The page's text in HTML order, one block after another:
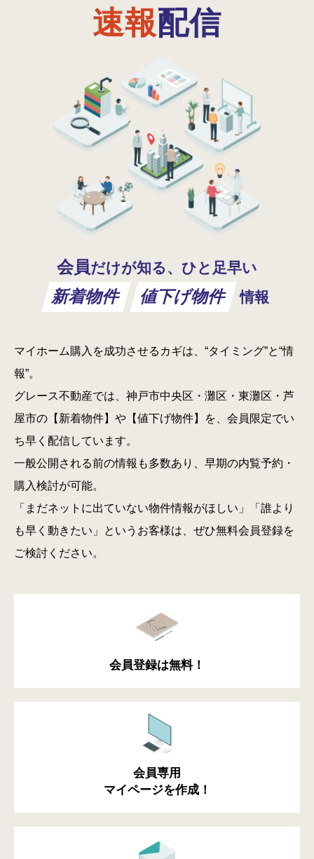
速報配信
会員だけが知る、ひと足早い
新着物件 値下げ物件 情報
マイホーム購入を成功させるカギは、“タイミング”と“情
報”。
グレース不動産では、神戸市中央区・灘区・東灘区・芦
屋市の【新着物件】や【値下げ物件】を、会員限定でい
ち早く配信しています。
一般公開される前の情報も多数あり、早期の内覧予約・
購入検討が可能。
「まだネットに出ていない物件情報がほしい」「誰より
も早く動きたい」というお客様は、ぜひ無料会員登録を
ご検討ください。
会員登録は無料！
会員専用
マイページを作成！